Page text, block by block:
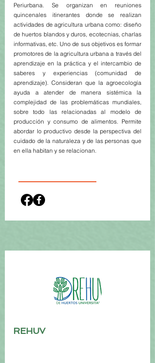
Periurbana. Se organizan en reuniones
quincenales itinerantes donde se realizan
actividades de agricultura urbana como: diseño
de huertos blandos y duros, ecotecnias, charlas
informativas, etc. Uno de sus objetivos es formar
promotores de la agricultura urbana a través del
aprendizaje en la práctica y el intercambio de
saberes y experiencias (comunidad de
aprendizaje). Consideran que la agroecología
ayuda a atender de manera sistémica la
complejidad de las problemáticas mundiales,
sobre todo las relacionadas al modelo de
producción y consumo de alimentos. Permite
abordar lo productivo desde la perspectiva del
cuidado de la naturaleza y de las personas que
en ella habitan y se relacionan.
REHUV